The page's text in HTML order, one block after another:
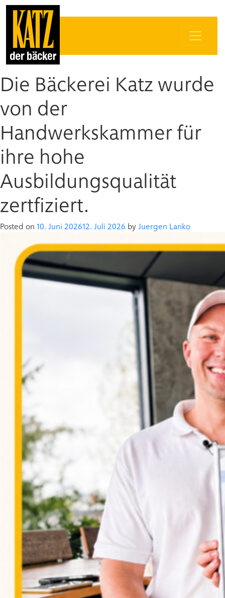
Die Bäckerei Katz wurde
von der
Handwerkskammer für
ihre hohe
Ausbildungsqualität
zertfiziert.
Posted on 10. Juni 202612. Juli 2026 byJuergen Lanko